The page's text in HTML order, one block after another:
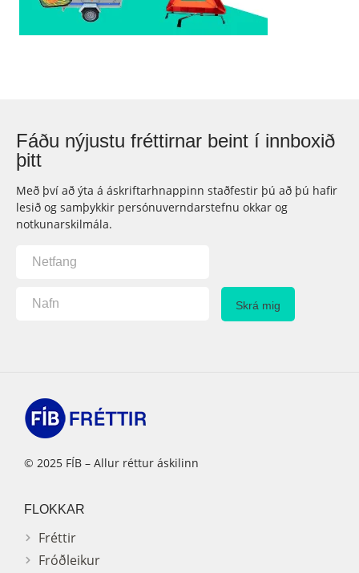
Fáðu nýjustu fréttirnar beint í innboxið
þitt
Með því að ýta á áskriftarhnappinn staðfestir þú að þú hafir
lesið og samþykkir persónuverndarstefnu okkar og
notkunarskilmála.
© 2025 FÍB – Allur réttur áskilinn
FLOKKAR
Fréttir
Fróðleikur